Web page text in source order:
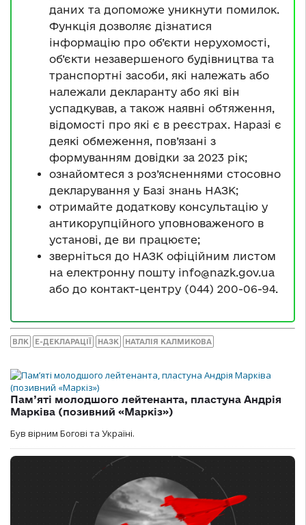
даних та допоможе уникнути помилок.
Функція дозволяє дізнатися
інформацію про об’єкти нерухомості,
об’єкти незавершеного будівництва та
транспортні засоби, які належать або
належали декларанту або які він
успадкував, а також наявні обтяження,
відомості про які є в реєстрах. Наразі є
деякі обмеження, пов’язані з
формуванням довідки за 2023 рік;
ознайомтеся з роз’ясненнями стосовно
декларування у Базі знань НАЗК;
отримайте додаткову консультацію у
антикорупційного уповноваженого в
установі, де ви працюєте;
зверніться до НАЗК офіційним листом
на електронну пошту info@nazk.gov.ua
або до контакт-центру (044) 200-06-94.
ВЛК Е-ДЕКЛАРАЦІЇ НАЗК НАТАЛІЯ КАЛМИКОВА
Пам’яті молодшого лейтенанта, пластуна Андрія
Марківа (позивний «Маркіз»)
Був вірним Богові та Україні.